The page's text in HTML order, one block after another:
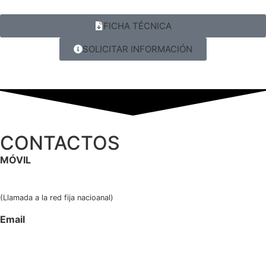
FICHA TÉCNICA
SOLICITAR INFORMACIÓN
CONTACTOS
MÓVIL
(Llamada a la red fija nacioanal)
Email